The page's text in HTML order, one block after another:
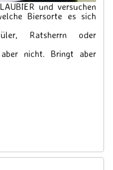
und versuchen
Biersorte es sich
Ratsherrn oder
nicht. Bringt aber